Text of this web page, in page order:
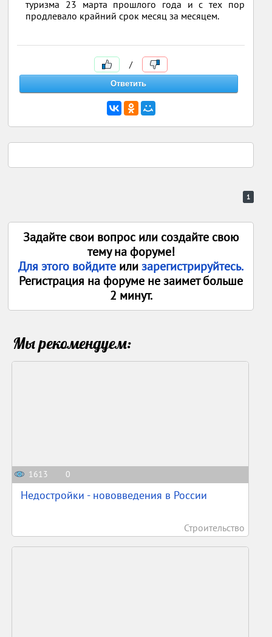
туризма 23 марта прошлого года и с тех пор
продлевало крайний срок месяц за месяцем.
/
1
Задайте свои вопрос или создайте свою
тему на форуме!
Для этого войдите илизарегистрируйтесь.
Регистрация на форуме не заимет больше
2 минут.
Мы рекомендуем:
1613 0
Недостройки - нововведения в России
Строительство